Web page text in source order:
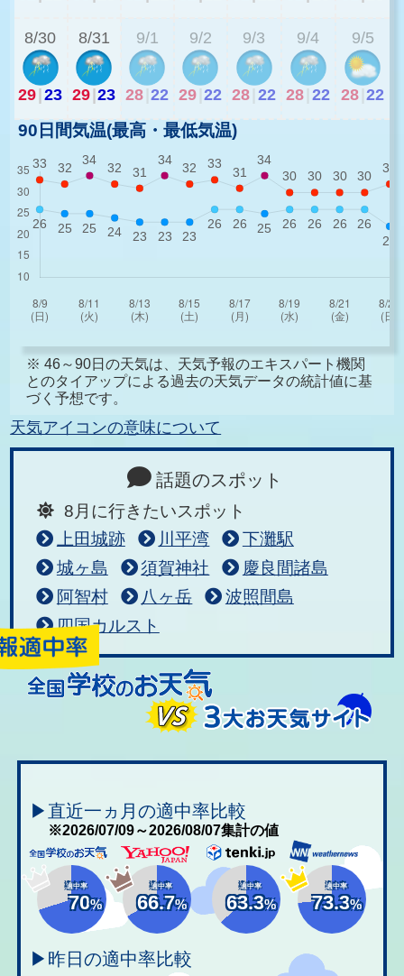
8/30
29|23
8/31
29|23
9/1
28 22
9/2
29 22
9/3
28 22
9/4
28 22
9/5
28 22
90日間気温(最高・最低気温)
※ 46～90日の天気は、天気予報のエキスパート機関
とのタイアップによる過去の天気データの統計値に基
づく予想です。
天気アイコンの意味について
話題のスポット
8月に行きたいスポット
上田城跡
川平湾
下灘駅
城ヶ島
須賀神社
慶良間諸島
阿智村
八ヶ岳
波照間島
四国カルスト
▶直近一ヵ月の適中率比較
※2026/07/09～2026/08/07集計の値
適中率
70%
適中率
66.7%
適中率
63.3%
適中率
73.3%
▶昨日の適中率比較